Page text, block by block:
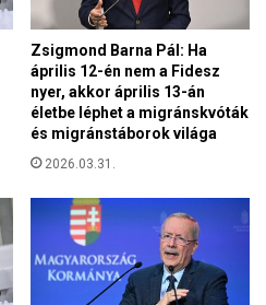
Zsigmond Barna Pál: Ha
április 12-én nem a Fidesz
nyer, akkor április 13-án
életbe léphet a migránskvóták
és migránstáborok világa
2026.03.31.